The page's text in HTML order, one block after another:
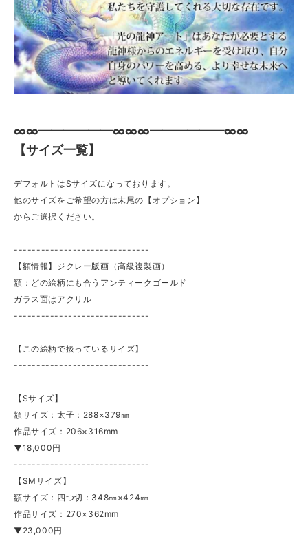
∞∞━━━━━━∞∞∞━━━━━━∞∞
【サイズ一覧】
デフォルトはSサイズになっております。
他のサイズをご希望の方は末尾の【オプション】
からご選択ください。
------------------------------
【額情報】ジクレー版画（高級複製画）
額：どの絵柄にも合うアンティークゴールド
ガラス面はアクリル
------------------------------
【この絵柄で扱っているサイズ】
------------------------------
【Sサイズ】
額サイズ：太子：288×379㎜
作品サイズ：206×316mm
▼18,000円
------------------------------
【SMサイズ】
額サイズ：四つ切：348㎜×424㎜
作品サイズ：270×362mm
▼23,000円